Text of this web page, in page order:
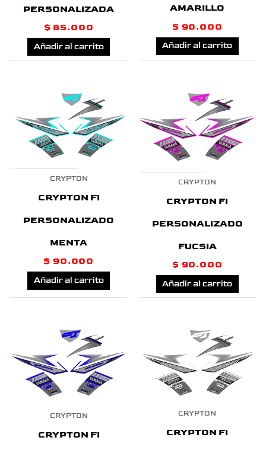
PERSONALIZADA
$ 85.000
Añadir al carrito
AMARILLO
$ 90.000
Añadir al carrito
CRYPTON
CRYPTON FI
PERSONALIZADO
MENTA
$ 90.000
Añadir al carrito
CRYPTON
CRYPTON FI
PERSONALIZADO
FUCSIA
$ 90.000
Añadir al carrito
CRYPTON
CRYPTON FI
CRYPTON
CRYPTON FI